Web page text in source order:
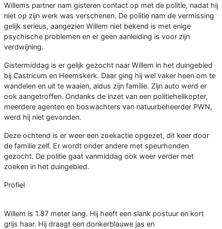
Willems partner nam gisteren contact op met de politie, nadat hij
niet op zijn werk was verschenen. De politie nam de vermissing
gelijk serieus, aangezien Willem niet bekend is met enige
psychische problemen en er geen aanleiding is voor zijn
verdwijning.
Gistermiddag is er gelijk gezocht naar Willem in het duingebied
bij Castricum en Heemskerk. Daar ging hij wel vaker heen om te
wandelen en uit te waaien, aldus zijn familie. Zijn auto werd er
ook aangetroffen. Ondanks de inzet van een politiehelikopter,
meerdere agenten en boswachters van natuurbeheerder PWN,
werd hij niet gevonden.
Deze ochtend is er weer een zoekactie opgezet, dit keer door
de familie zelf. Er wordt onder andere met speurhonden
gezocht. De politie gaat vanmiddag ook weer verder met
zoeken in het duingebied.
Profiel
Willem is 1.87 meter lang. Hij heeft een slank postuur en kort
grijs haar. Hij draagt een donkerblauwe jas en